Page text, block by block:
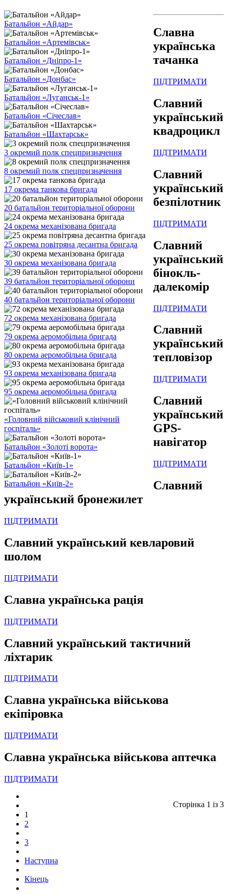
Батальйон «Айдар»
Батальйон «Артемівськ»
Батальйон «Дніпро-1»
Батальйон «Донбас»
Батальйон «Луганськ-1»
Батальйон «Січеслав»
Батальйон «Шахтарськ»
3 окремий полк спецпризначення
8 окремий полк спецпризначення
17 окрема танкова бригада
20 батальйон територіальної оборони
24 окрема механізована бригада
25 окрема повітряна десантна бригада
30 окрема механізована бригада
39 батальйон територіальної оборони
40 батальйон територіальної оборони
72 окрема механізована бригада
79 окрема аеромобільна бригада
80 окрема аеромобільна бригада
93 окрема механізована бригада
95 окрема аеромобільна бригада
«Головний військовий клінічний
госпіталь»
Батальйон «Золоті ворота»
Батальйон «Київ-1»
Батальйон «Київ-2»
Славна
українська
тачанка
ПІДТРИМАТИ
Славний
український
квадроцикл
ПІДТРИМАТИ
Славний
український
безпілотник
ПІДТРИМАТИ
Славний
український
бінокль-
далекомір
ПІДТРИМАТИ
Славний
український
тепловізор
ПІДТРИМАТИ
Славний
український
GPS-
навігатор
ПІДТРИМАТИ
Славний
український бронежилет
ПІДТРИМАТИ
Славний український кевларовий
шолом
ПІДТРИМАТИ
Славна українська рація
ПІДТРИМАТИ
Славний український тактичний
ліхтарик
ПІДТРИМАТИ
Славна українська військова
екіпіровка
ПІДТРИМАТИ
Славна українська військова аптечка
ПІДТРИМАТИ
Сторінка 1 із 3
1
2
3
Наступна
Кінець